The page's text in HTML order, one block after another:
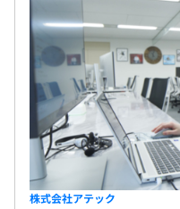
株式会社アテック